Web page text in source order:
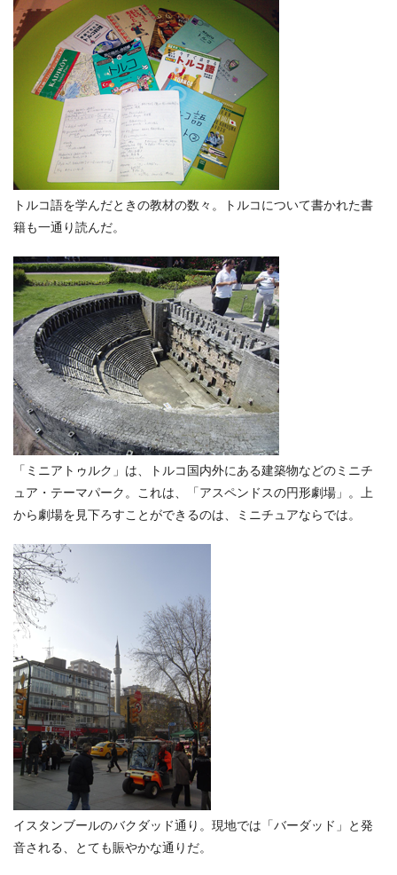
トルコ語を学んだときの教材の数々。トルコについて書かれた書
籍も一通り読んだ。
「ミニアトゥルク」は、トルコ国内外にある建築物などのミニチ
ュア・テーマパーク。これは、「アスペンドスの円形劇場」。上
から劇場を見下ろすことができるのは、ミニチュアならでは。
イスタンブールのバクダッド通り。現地では「バーダッド」と発
音される、とても賑やかな通りだ。